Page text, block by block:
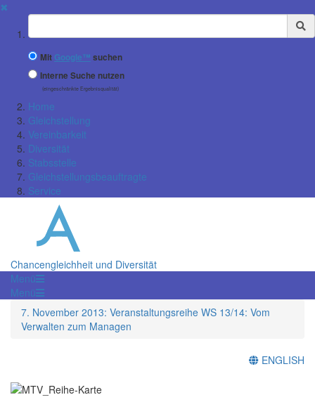
✖
Suchbegriff
Mit Google™ suchen
Interne Suche nutzen
(eingeschränkte Ergebnisqualität)
Home
Gleichstellung
Vereinbarkeit
Diversität
Stabsstelle
Gleichstellungsbeauftragte
Service
Chancengleichheit und Diversität
Menü
Menü
7. November 2013: Veranstaltungsreihe WS 13/14: Vom
Verwalten zum Managen
ENGLISH